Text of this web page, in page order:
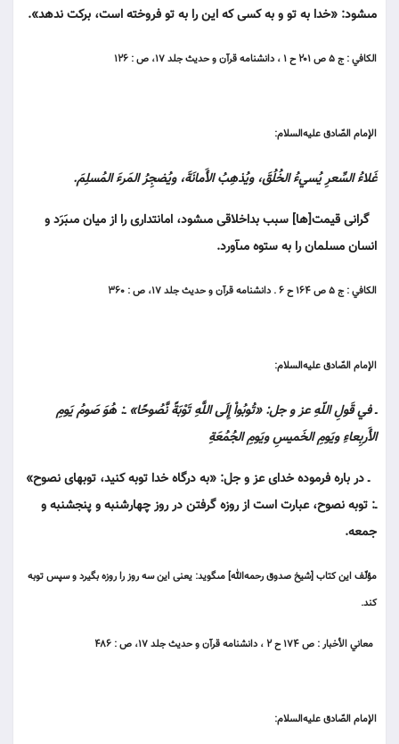
مى‏شود: «خدا به تو و به كسى كه اين را به تو فروخته است، بركت ندهد».
الكافي : ج ۵ ص ۲۰۱ ح ۱ ، دانشنامه قرآن و حديث جلد ۱۷، ص : ۱۲۶
الإمام الصّادق عليه‌السلام:
غَلاءُ السِّعرِ يُسيءُ الخُلُقَ، ويُذهِبُ الأَمانَةَ، ويُضجِرُ المَرءَ المُسلِمَ.
گرانى قيمت[ها] سبب بداخلاقى مى‏شود، امانتدارى را از ميان مى‏بَرَد و
انسان مسلمان را به ستوه مى‏آورد.
الكافي : ج ۵ ص ۱۶۴ ح ۶ . دانشنامه قرآن و حديث جلد ۱۷، ص : ۳۶۰
الإمام الصّادق عليه‌السلام:
ـ في قَولِ اللّهِ عز و جل: «تُوبُواْ إِلَى اللَّهِ تَوْبَةً نَّصُوحًا» ـ: هُوَ صَومُ يَومِ
الأَربِعاءِ ويَومِ الخَميسِ ويَومِ الجُمُعَةِ
ـ در باره فرموده خداى عز و جل: «به درگاه خدا توبه كنيد، توبه‏اى نصوح»
ـ: توبه نصوح، عبارت است از روزه گرفتن در روز چهارشنبه و پنج‏شنبه و
جمعه.
مؤلّف اين كتاب [شيخ صدوق رحمه‏‌الله] مى‏گويد: يعنى اين سه روز را روزه بگيرد و سپس توبه
كند.
معاني الأخبار : ص ۱۷۴ ح ۲ ، دانشنامه قرآن و حديث جلد ۱۷، ص : ۴۸۶
الإمام الصّادق عليه‌السلام: